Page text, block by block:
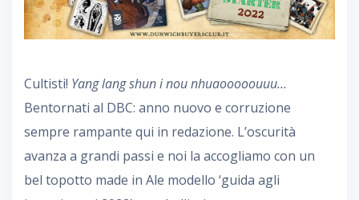
Cultisti! Yang lang shun i nou nhuaooooouuu…
Bentornati al DBC: anno nuovo e corruzione
sempre rampante qui in redazione. L’oscurità
avanza a grandi passi e noi la accogliamo con un
bel topotto made in Ale modello ‘guida agli